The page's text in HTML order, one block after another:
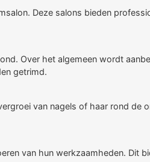
Deze salons bieden
Over het algemeen wordt
getrimd.
van nagels of haar rond de
van hun werkzaamheden. Dit